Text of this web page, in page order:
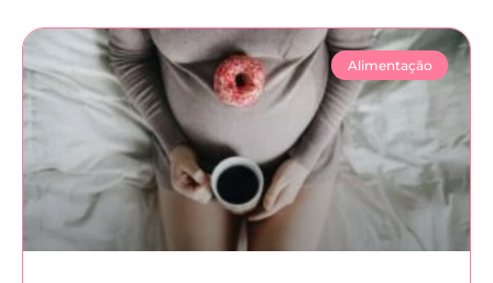
Alimentação